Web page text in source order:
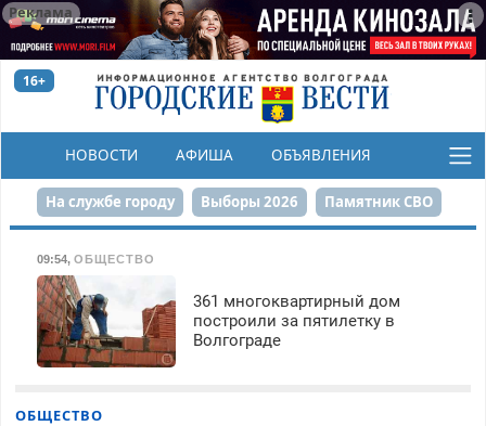
Реклама
16+
НОВОСТИ АФИША ОБЪЯВЛЕНИЯ
КОНКУРСЫ
На службе городу Выборы 2026 Памятник СВО
Набережная День Победы Реконструкция ЦПКиО
80-летие Победы Парк Героев-летчиков
09:54, ОБЩЕСТВО
361 многоквартирный дом
построили за пятилетку в
Волгограде
ОБЩЕСТВО